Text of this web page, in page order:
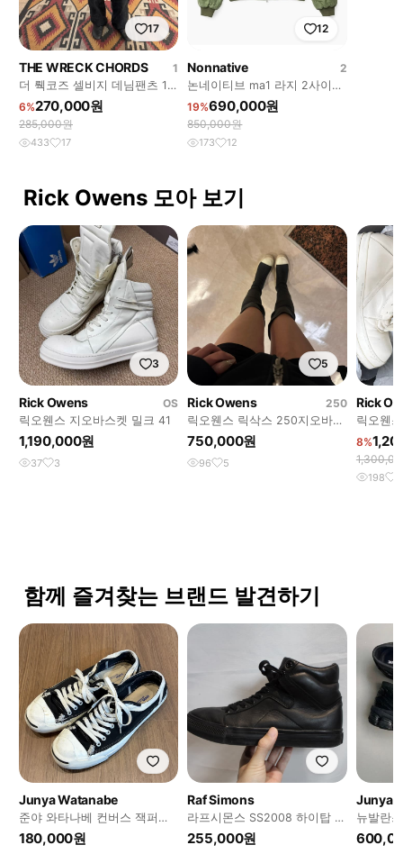
17
THE WRECK CHORDS
1
더 뤡코즈 셀비지 데님팬츠 1
사이즈
6%270,000원
285,000원
433 17
12
Nonnative
2
논네이티브 ma1 라지 2사이즈
trooper puff blouson
19%690,000원
850,000원
173 12
Rick Owens 모아 보기
3
Rick Owens
OS
릭오웬스 지오바스켓 밀크 41
1,190,000원
37 3
5
Rick Owens
250
릭오웬스 릭삭스 250지오바스
켓
750,000원
96 5
Rick
릭오웬
8%
198
함께 즐겨찾는 브랜드 발견하기
Junya Watanabe
준야 와타나베 컨버스 잭퍼셀
블랙 280
180,000원
Raf Simons
라프시몬스 SS2008 하이탑 스
니커즈
255,000원
Junya
뉴발란
1906L